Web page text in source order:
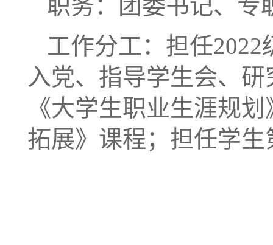
职务：团委书记、专
工作分工：担任
入党、指导学生会、
《大学生职业生涯规
拓展》课程；担任学